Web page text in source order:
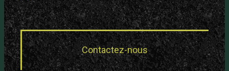
Contactez-nous